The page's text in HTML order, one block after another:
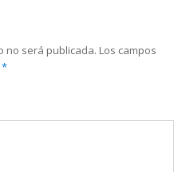
no será publicada. Los campos
*